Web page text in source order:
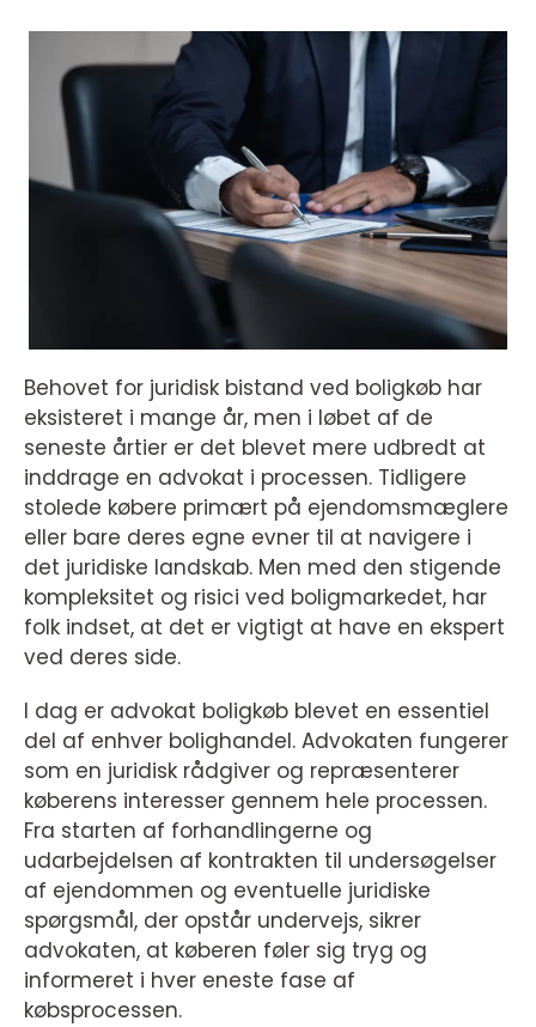
Behovet for juridisk bistand ved boligkøb har
eksisteret i mange år, men i løbet af de
seneste årtier er det blevet mere udbredt at
inddrage en advokat i processen. Tidligere
stolede købere primært på ejendomsmæglere
eller bare deres egne evner til at navigere i
det juridiske landskab. Men med den stigende
kompleksitet og risici ved boligmarkedet, har
folk indset, at det er vigtigt at have en ekspert
ved deres side.
I dag er advokat boligkøb blevet en essentiel
del af enhver bolighandel. Advokaten fungerer
som en juridisk rådgiver og repræsenterer
køberens interesser gennem hele processen.
Fra starten af forhandlingerne og
udarbejdelsen af kontrakten til undersøgelser
af ejendommen og eventuelle juridiske
spørgsmål, der opstår undervejs, sikrer
advokaten, at køberen føler sig tryg og
informeret i hver eneste fase af
købsprocessen.